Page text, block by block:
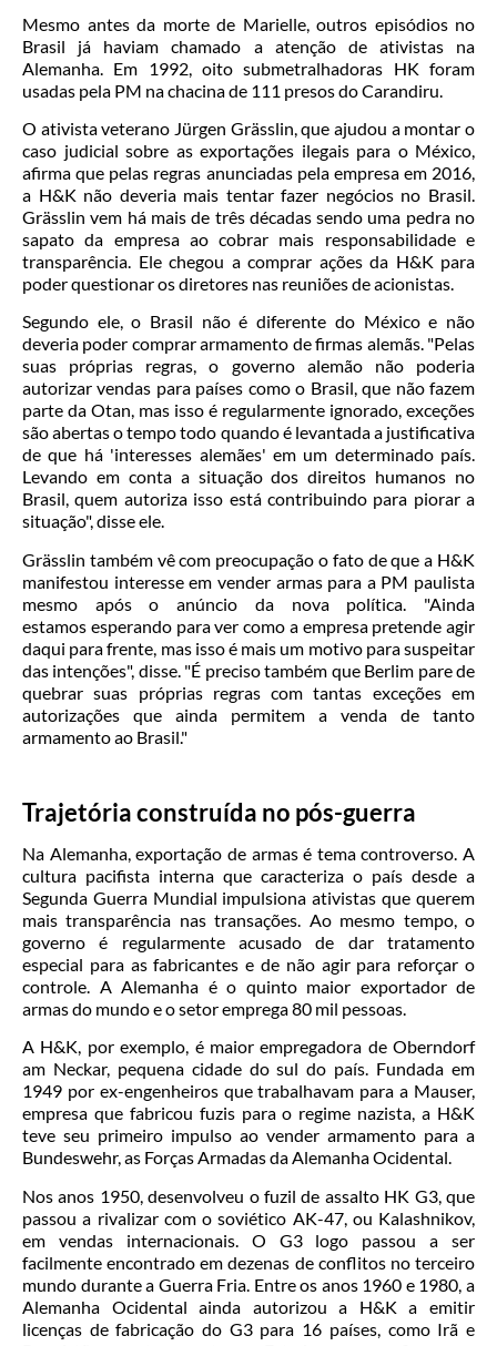
Mesmo antes da morte de Marielle, outros episódios no
Brasil já haviam chamado a atenção de ativistas na
Alemanha. Em 1992, oito submetralhadoras HK foram
usadas pela PM na chacina de 111 presos do Carandiru.
O ativista veterano Jürgen Grässlin, que ajudou a montar o
caso judicial sobre as exportações ilegais para o México,
afirma que pelas regras anunciadas pela empresa em 2016,
a H&K não deveria mais tentar fazer negócios no Brasil.
Grässlin vem há mais de três décadas sendo uma pedra no
sapato da empresa ao cobrar mais responsabilidade e
transparência. Ele chegou a comprar ações da H&K para
poder questionar os diretores nas reuniões de acionistas.
Segundo ele, o Brasil não é diferente do México e não
deveria poder comprar armamento de firmas alemãs. "Pelas
suas próprias regras, o governo alemão não poderia
autorizar vendas para países como o Brasil, que não fazem
parte da Otan, mas isso é regularmente ignorado, exceções
são abertas o tempo todo quando é levantada a justificativa
de que há 'interesses alemães' em um determinado país.
Levando em conta a situação dos direitos humanos no
Brasil, quem autoriza isso está contribuindo para piorar a
situação", disse ele.
Grässlin também vê com preocupação o fato de que a H&K
manifestou interesse em vender armas para a PM paulista
mesmo após o anúncio da nova política. "Ainda
estamos esperando para ver como a empresa pretende agir
daqui para frente, mas isso é mais um motivo para suspeitar
das intenções", disse. "É preciso também que Berlim pare de
quebrar suas próprias regras com tantas exceções em
autorizações que ainda permitem a venda de tanto
armamento ao Brasil."
Trajetória construída no pós-guerra
Na Alemanha, exportação de armas é tema controverso. A
cultura pacifista interna que caracteriza o país desde a
Segunda Guerra Mundial impulsiona ativistas que querem
mais transparência nas transações. Ao mesmo tempo, o
governo é regularmente acusado de dar tratamento
especial para as fabricantes e de não agir para reforçar o
controle. A Alemanha é o quinto maior exportador de
armas do mundo e o setor emprega 80 mil pessoas.
A H&K, por exemplo, é maior empregadora de Oberndorf
am Neckar, pequena cidade do sul do país. Fundada em
1949 por ex-engenheiros que trabalhavam para a Mauser,
empresa que fabricou fuzis para o regime nazista, a H&K
teve seu primeiro impulso ao vender armamento para a
Bundeswehr, as Forças Armadas da Alemanha Ocidental.
Nos anos 1950, desenvolveu o fuzil de assalto HK G3, que
passou a rivalizar com o soviético AK-47, ou Kalashnikov,
em vendas internacionais. O G3 logo passou a ser
facilmente encontrado em dezenas de conflitos no terceiro
mundo durante a Guerra Fria. Entre os anos 1960 e 1980, a
Alemanha Ocidental ainda autorizou a H&K a emitir
licenças de fabricação do G3 para 16 países, como Irã e